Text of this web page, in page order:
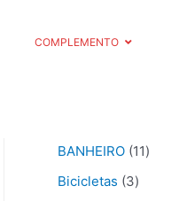
COMPLEMENTO
BANHEIRO 11
Bicicletas 3